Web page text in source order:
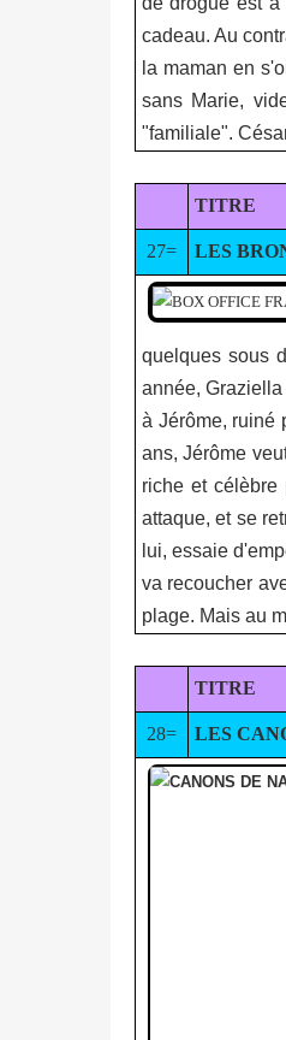
cadeau. Au
la maman en
sans Marie,
"familiale".
TITRE
27= LES
quelques sous
année,
à Jérôme, ruiné
ans, Jérôme
riche et célèbre
attaque, et se
lui, essaie
va recoucher
plage. Mais au
TITRE
28= LES